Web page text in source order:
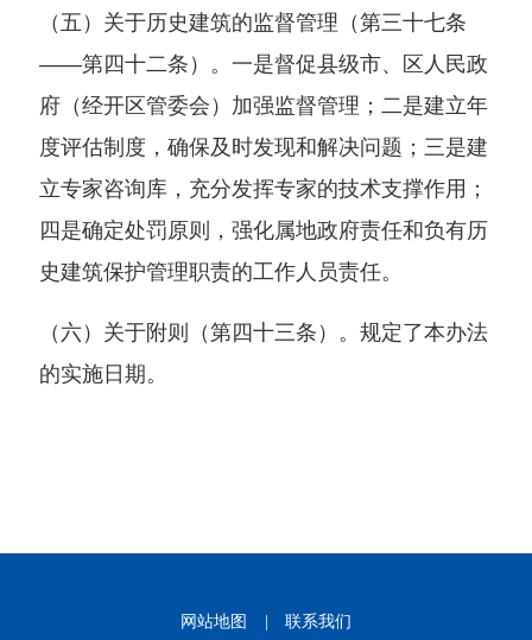
（五）关于历史建筑的监督管理（第三十七条
——第四十二条）。一是督促县级市、区人民政
府（经开区管委会）加强监督管理；二是建立年
度评估制度，确保及时发现和解决问题；三是建
立专家咨询库，充分发挥专家的技术支撑作用；
四是确定处罚原则，强化属地政府责任和负有历
史建筑保护管理职责的工作人员责任。
（六）关于附则（第四十三条）。规定了本办法
的实施日期。
网站地图 联系我们